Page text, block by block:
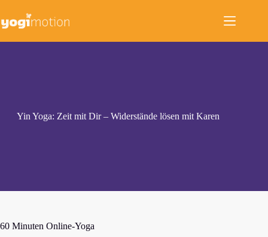
springen
Yin Yoga: Zeit mit Dir – Widerstände lösen mit Karen
60 Minuten Online-Yoga